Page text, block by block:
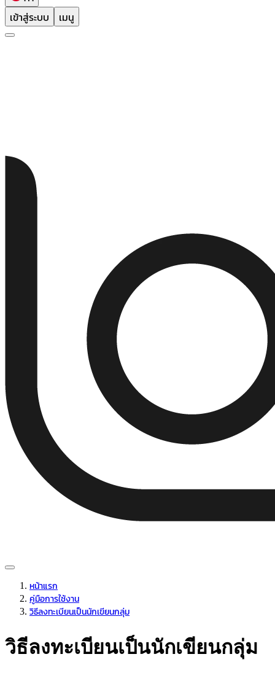
เข้าสู่ระบบ
เมนู
หน้าแรก
คู่มือการใช้งาน
วิธีลงทะเบียนเป็นนักเขียนกลุ่ม
วิธีลงทะเบียนเป็นนักเขียนกลุ่ม